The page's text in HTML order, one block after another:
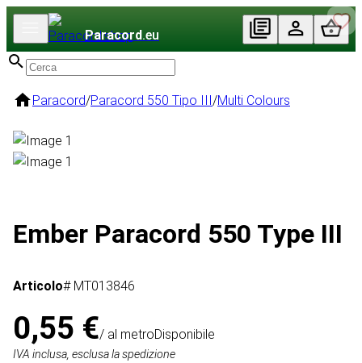
Paracord.eu
Paracord/Paracord 550 Tipo III/Multi Colours
Ember Paracord 550 Type III
Articolo# MT013846
0,55 €/ al metroDisponibile
IVA inclusa, esclusa la spedizione